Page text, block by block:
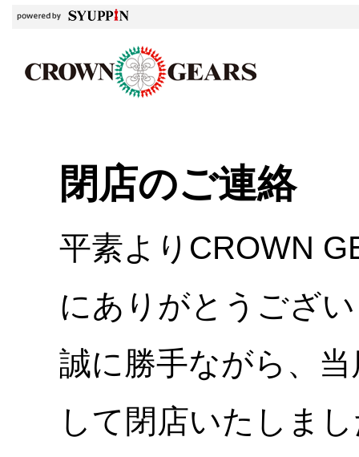
閉店のご連絡
平素よりCROWN
にありがとうござ
誠に勝手ながら、
して閉店いたしま